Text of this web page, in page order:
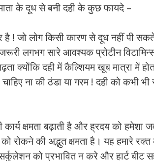
के दूध से बनी दही के कुछ फायदे –
है ! जो लोग किसी कारण से दूध नहीं पी
लगभग सारे आवश्यक प्रोटीन
क्योंकि दही में कैल्शियम खूब मात्रा में
ना की ठंडा या गरम ! दही को कभी भी
कार्य क्षमता बढ़ाती है और ह्रदय को हमेशा
को रोकने की अद्भुत क्षमता है। यह हमारे
को प्रभावित न करे और हार्ट बीट